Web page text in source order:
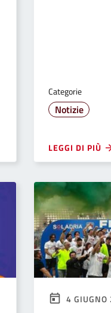
Categorie
Notizie
LEGGI DI PIÙ
4